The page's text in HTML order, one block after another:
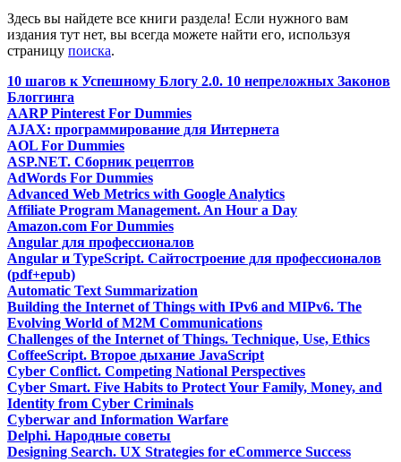
Здесь вы найдете все книги раздела! Если нужного вам
издания тут нет, вы всегда можете найти его, используя
страницу поиска.
10 шагов к Успешному Блогу 2.0. 10 непреложных Законов
Блоггинга
AARP Pinterest For Dummies
AJAX: программирование для Интернета
AOL For Dummies
ASP.NET. Сборник рецептов
AdWords For Dummies
Advanced Web Metrics with Google Analytics
Affiliate Program Management. An Hour a Day
Amazon.com For Dummies
Angular для профессионалов
Angular и TypeScript. Сайтостроение для профессионалов
(pdf+epub)
Automatic Text Summarization
Building the Internet of Things with IPv6 and MIPv6. The
Evolving World of M2M Communications
Challenges of the Internet of Things. Technique, Use, Ethics
CoffeeScript. Второе дыхание JavaScript
Cyber Conflict. Competing National Perspectives
Cyber Smart. Five Habits to Protect Your Family, Money, and
Identity from Cyber Criminals
Cyberwar and Information Warfare
Delphi. Народные советы
Designing Search. UX Strategies for eCommerce Success